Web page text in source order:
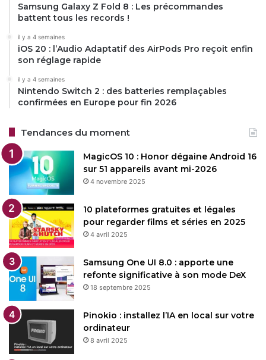
Samsung Galaxy Z Fold 8 : Les précommandes
battent tous les records !
il y a 4 semaines
iOS 20 : l’Audio Adaptatif des AirPods Pro reçoit enfin
son réglage rapide
il y a 4 semaines
Nintendo Switch 2 : des batteries remplaçables
confirmées en Europe pour fin 2026
Tendances du moment
MagicOS 10 : Honor dégaine Android 16
sur 51 appareils avant mi-2026
4 novembre 2025
10 plateformes gratuites et légales
pour regarder films et séries en 2025
4 avril 2025
Samsung One UI 8.0 : apporte une
refonte significative à son mode DeX
18 septembre 2025
Pinokio : installez l’IA en local sur votre
ordinateur
8 avril 2025